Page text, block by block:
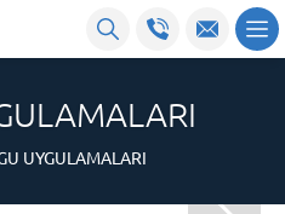
UYGULAMALARI